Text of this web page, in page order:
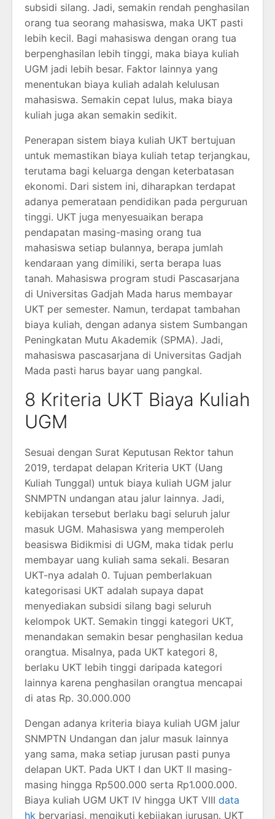
subsidi silang. Jadi, semakin rendah penghasilan
orang tua seorang mahasiswa, maka UKT pasti
lebih kecil. Bagi mahasiswa dengan orang tua
berpenghasilan lebih tinggi, maka biaya kuliah
UGM jadi lebih besar. Faktor lainnya yang
menentukan biaya kuliah adalah kelulusan
mahasiswa. Semakin cepat lulus, maka biaya
kuliah juga akan semakin sedikit.
Penerapan sistem biaya kuliah UKT bertujuan
untuk memastikan biaya kuliah tetap terjangkau,
terutama bagi keluarga dengan keterbatasan
ekonomi. Dari sistem ini, diharapkan terdapat
adanya pemerataan pendidikan pada perguruan
tinggi. UKT juga menyesuaikan berapa
pendapatan masing-masing orang tua
mahasiswa setiap bulannya, berapa jumlah
kendaraan yang dimiliki, serta berapa luas
tanah. Mahasiswa program studi Pascasarjana
di Universitas Gadjah Mada harus membayar
UKT per semester. Namun, terdapat tambahan
biaya kuliah, dengan adanya sistem Sumbangan
Peningkatan Mutu Akademik (SPMA). Jadi,
mahasiswa pascasarjana di Universitas Gadjah
Mada pasti harus bayar uang pangkal.
8 Kriteria UKT Biaya Kuliah
UGM
Sesuai dengan Surat Keputusan Rektor tahun
2019, terdapat delapan Kriteria UKT (Uang
Kuliah Tunggal) untuk biaya kuliah UGM jalur
SNMPTN undangan atau jalur lainnya. Jadi,
kebijakan tersebut berlaku bagi seluruh jalur
masuk UGM. Mahasiswa yang memperoleh
beasiswa Bidikmisi di UGM, maka tidak perlu
membayar uang kuliah sama sekali. Besaran
UKT-nya adalah 0. Tujuan pemberlakuan
kategorisasi UKT adalah supaya dapat
menyediakan subsidi silang bagi seluruh
kelompok UKT. Semakin tinggi kategori UKT,
menandakan semakin besar penghasilan kedua
orangtua. Misalnya, pada UKT kategori 8,
berlaku UKT lebih tinggi daripada kategori
lainnya karena penghasilan orangtua mencapai
di atas Rp. 30.000.000
Dengan adanya kriteria biaya kuliah UGM jalur
SNMPTN Undangan dan jalur masuk lainnya
yang sama, maka setiap jurusan pasti punya
delapan UKT. Pada UKT I dan UKT II masing-
masing hingga Rp500.000 serta Rp1.000.000.
Biaya kuliah UGM UKT IV hingga UKT VIII data
hk bervariasi, mengikuti kebijakan jurusan. UKT